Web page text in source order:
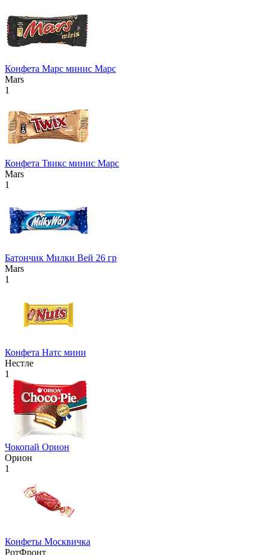
Конфета Марс минис Марс
Mars
1
Конфета Твикс минис Марс
Mars
1
Батончик Милки Вей 26 гр
Mars
1
Конфета Натс мини
Нестле
1
Чокопай Орион
Орион
1
Конфеты Москвичка
РотФронт